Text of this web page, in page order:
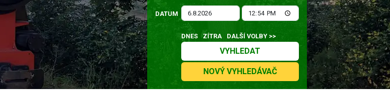
DATUM
DNES ZÍTRA DALŠÍ VOLBY >>
VYHLEDAT
NOVÝ VYHLEDÁVAČ